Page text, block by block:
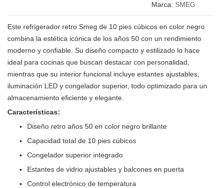
Marca: SMEG
Este refrigerador retro Smeg de 10 pies cúbicos en color negro
combina la estética icónica de los años 50 con un rendimiento
moderno y confiable. Su diseño compacto y estilizado lo hace
ideal para cocinas que buscan destacar con personalidad,
mientras que su interior funcional incluye estantes ajustables,
iluminación LED y congelador superior, todo optimizado para un
almacenamiento eficiente y elegante.
Características:
Diseño retro años 50 en color negro brillante
Capacidad total de 10 pies cúbicos
Congelador superior integrado
Estantes de vidrio ajustables y balcones en puerta
Control electrónico de temperatura